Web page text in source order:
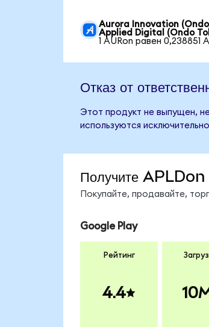
Aurora Innovation
Applied Digital (Ondo
1 AURon равен 0,238851
Отказ от
Этот продукт не выпущен,
используются
Получите APLDon
Покупайте, продавайте,
Google Play
Рейтинг
4.4